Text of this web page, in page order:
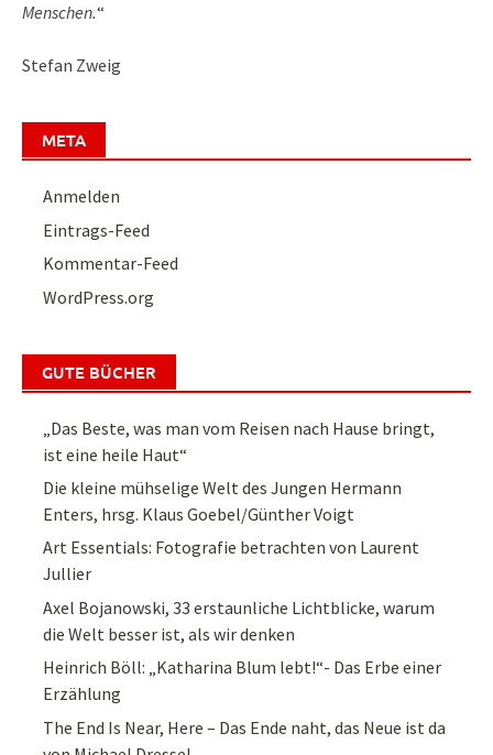
Menschen.“
Stefan Zweig
META
Anmelden
Eintrags-Feed
Kommentar-Feed
WordPress.org
GUTE BÜCHER
„Das Beste, was man vom Reisen nach Hause bringt,
ist eine heile Haut“
Die kleine mühselige Welt des Jungen Hermann
Enters, hrsg. Klaus Goebel/Günther Voigt
Art Essentials: Fotografie betrachten von Laurent
Jullier
Axel Bojanowski, 33 erstaunliche Lichtblicke, warum
die Welt besser ist, als wir denken
Heinrich Böll: „Katharina Blum lebt!“- Das Erbe einer
Erzählung
The End Is Near, Here – Das Ende naht, das Neue ist da